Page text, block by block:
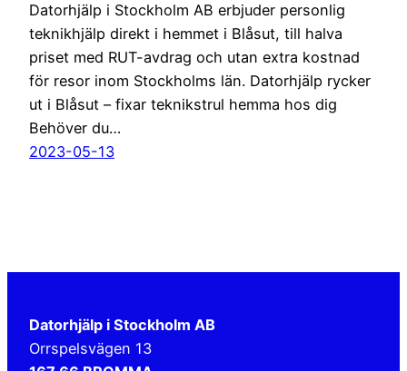
Datorhjälp i Stockholm AB erbjuder personlig
teknikhjälp direkt i hemmet i Blåsut, till halva
priset med RUT-avdrag och utan extra kostnad
för resor inom Stockholms län. Datorhjälp rycker
ut i Blåsut – fixar teknikstrul hemma hos dig
Behöver du…
2023-05-13
Datorhjälp i Stockholm AB
Orrspelsvägen 13